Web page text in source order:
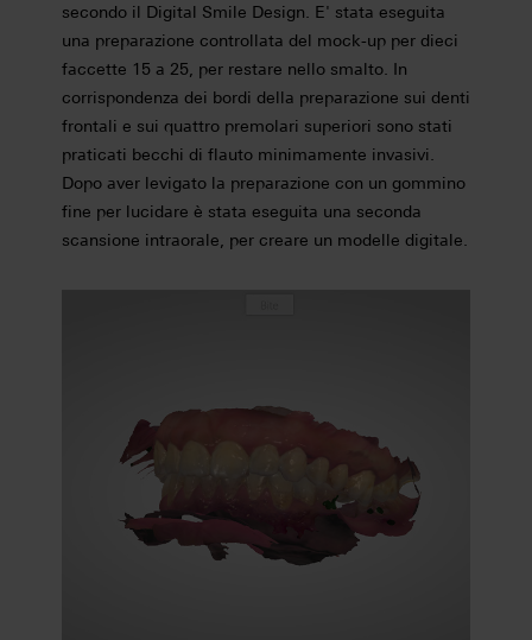
secondo il Digital Smile Design. E' stata eseguita
una preparazione controllata del mock-up per dieci
faccette 15 a 25, per restare nello smalto. In
corrispondenza dei bordi della preparazione sui denti
frontali e sui quattro premolari superiori sono stati
praticati becchi di flauto minimamente invasivi.
Dopo aver levigato la preparazione con un gommino
fine per lucidare è stata eseguita una seconda
scansione intraorale, per creare un modelle digitale.